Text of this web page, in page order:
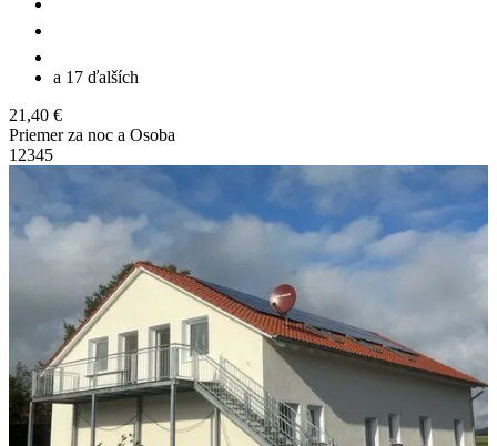
a 17 ďalších
21,40 €
Priemer za noc a Osoba
1 2345